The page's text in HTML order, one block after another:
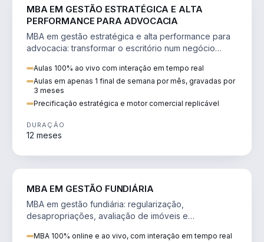
MBA EM GESTÃO ESTRATÉGICA E ALTA
PERFORMANCE PARA ADVOCACIA
MBA em gestão estratégica e alta performance para
advocacia: transformar o escritório num negócio
Aulas 100% ao vivo com interação em tempo real
Aulas em apenas 1 final de semana por mês, gravadas por
3 meses
Precificação estratégica e motor comercial replicável
DURAÇÃO
12 meses
MBA EM GESTÃO FUNDIÁRIA
MBA em gestão fundiária: regularização,
desapropriações, avaliação de imóveis e
MBA 100% online e ao vivo, com interação em tempo real